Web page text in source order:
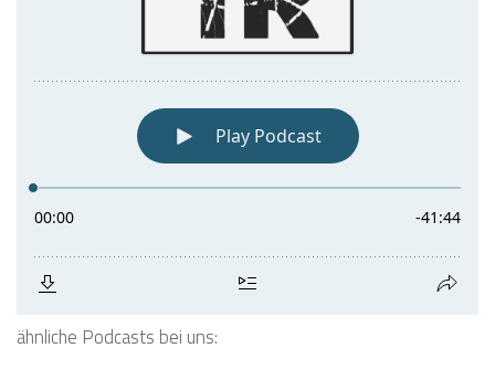
ähnliche Podcasts bei uns: